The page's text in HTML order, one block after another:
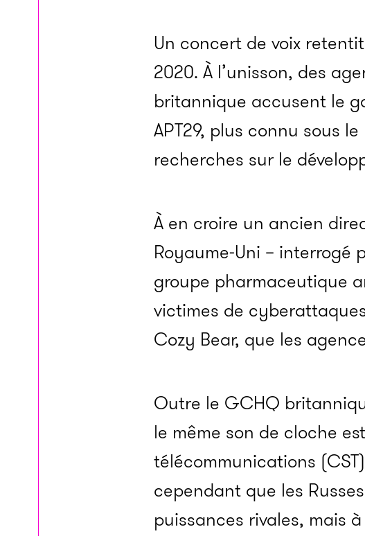
Un concert de voix
2020. À l’unisson, des
britannique accusent le
APT29, plus connu sous
recherches sur le
À en croire un ancien
Royaume-Uni – interrogé
groupe pharmaceutique
victimes de
Cozy Bear, que les
Outre le GCHQ
le même son de cloche
télécommunications
cependant que les
puissances rivales, mais